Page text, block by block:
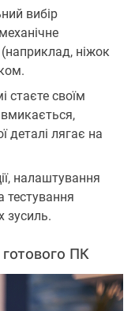
вибір
ніжок
стаєте своїм
деталі лягає на
налаштування
тестування
зусиль.
готового ПК